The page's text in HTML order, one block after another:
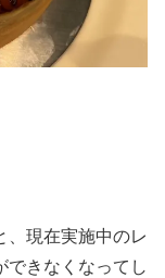
、現在実施中のレ
できなくなってし